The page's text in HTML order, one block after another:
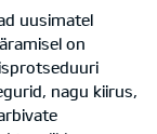
uusimatel
on
nagu kiirus,